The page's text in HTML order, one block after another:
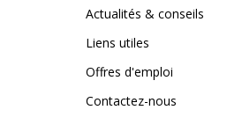
Actualités & conseils
Liens utiles
Offres d'emploi
Contactez-nous